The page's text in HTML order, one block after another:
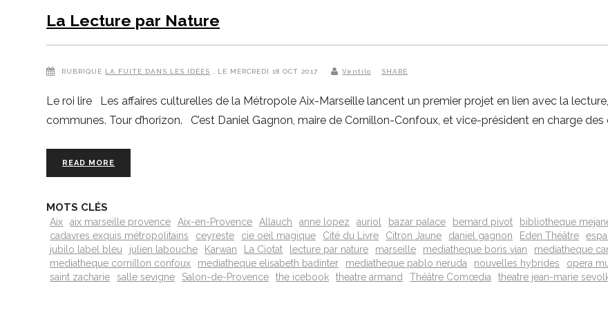
La Lecture par Nature
RUBRIQUE LA FUITE DANS LES IDÉES , LE MERCREDI 18 OCT 2017 Ventilo SHARE
Le roi lire Les affaires culturelles de la Métropole Aix-Marseille lancent un premier projet en lien avec la
communes. Tour d’horizon. C’est Daniel Gagnon, maire de Cornillon-Confoux, et vice-président en charge
READ MORE
MOTS CLÉS
Aix aix marseille provence Aix-en-Provence Allauch anne lopez auriol bazar palace bernard pivot bibliotheque
cadavres exquis métropolitains
ceyreste cie oeil magique Cité du Livre Citron Jaune daniel gagnon Eden Théâtre
jubilo label bleu
julien labouche Karwan La Ciotat lecture par nature marseille mediatheque boris vian mediatheque
mediatheque cornillon confoux
mediatheque elisabeth badinter mediatheque pablo neruda nouvelles hybrides opera
saint zacharie
salle sevigne Salon-de-Provence the icebook theatre armand Théâtre Comœdia theatre jean-marie